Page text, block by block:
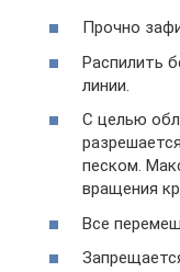
Прочно
Распилить
линии.
С целью
песком.
вращения
Все